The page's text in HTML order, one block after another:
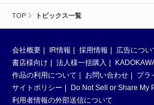
TOP トピックス一覧
会社概要 IR情報 採用情報 広告につい
書店様向け
法人様一括購入
作品の利用について
お問い合わせ
プラ
サイトポリシー
Do Not Sell or Share My
利用者情報の外部送信について